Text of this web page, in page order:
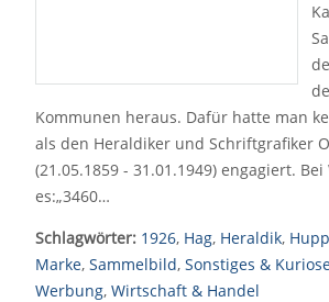
Kommunen heraus. Dafür hatte man
als den Heraldiker und Schriftgrafiker
(21.05.1859 - 31.01.1949) engagiert.
es:„3460…
Schlagwörter: 1926, Hag, Heraldik, Hupp
Marke, Sammelbild, Sonstiges &
Werbung, Wirtschaft & Handel